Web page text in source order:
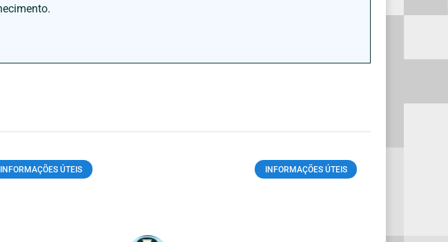
INFORMAÇÕES ÚTEIS INFORMAÇÕES ÚTEIS